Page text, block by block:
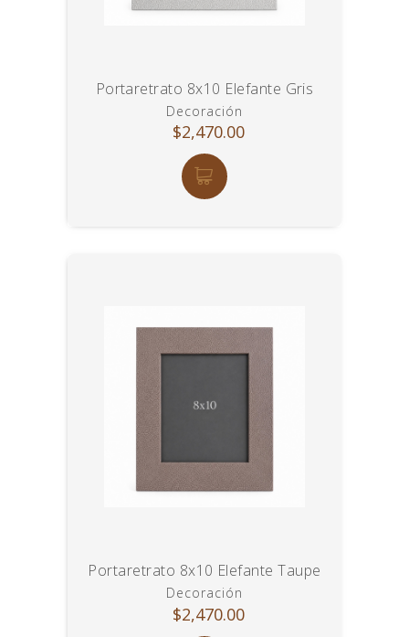
Portaretrato 8x10 Elefante Gris
Decoración
$2,470.00
Portaretrato 8x10 Elefante Taupe
Decoración
$2,470.00